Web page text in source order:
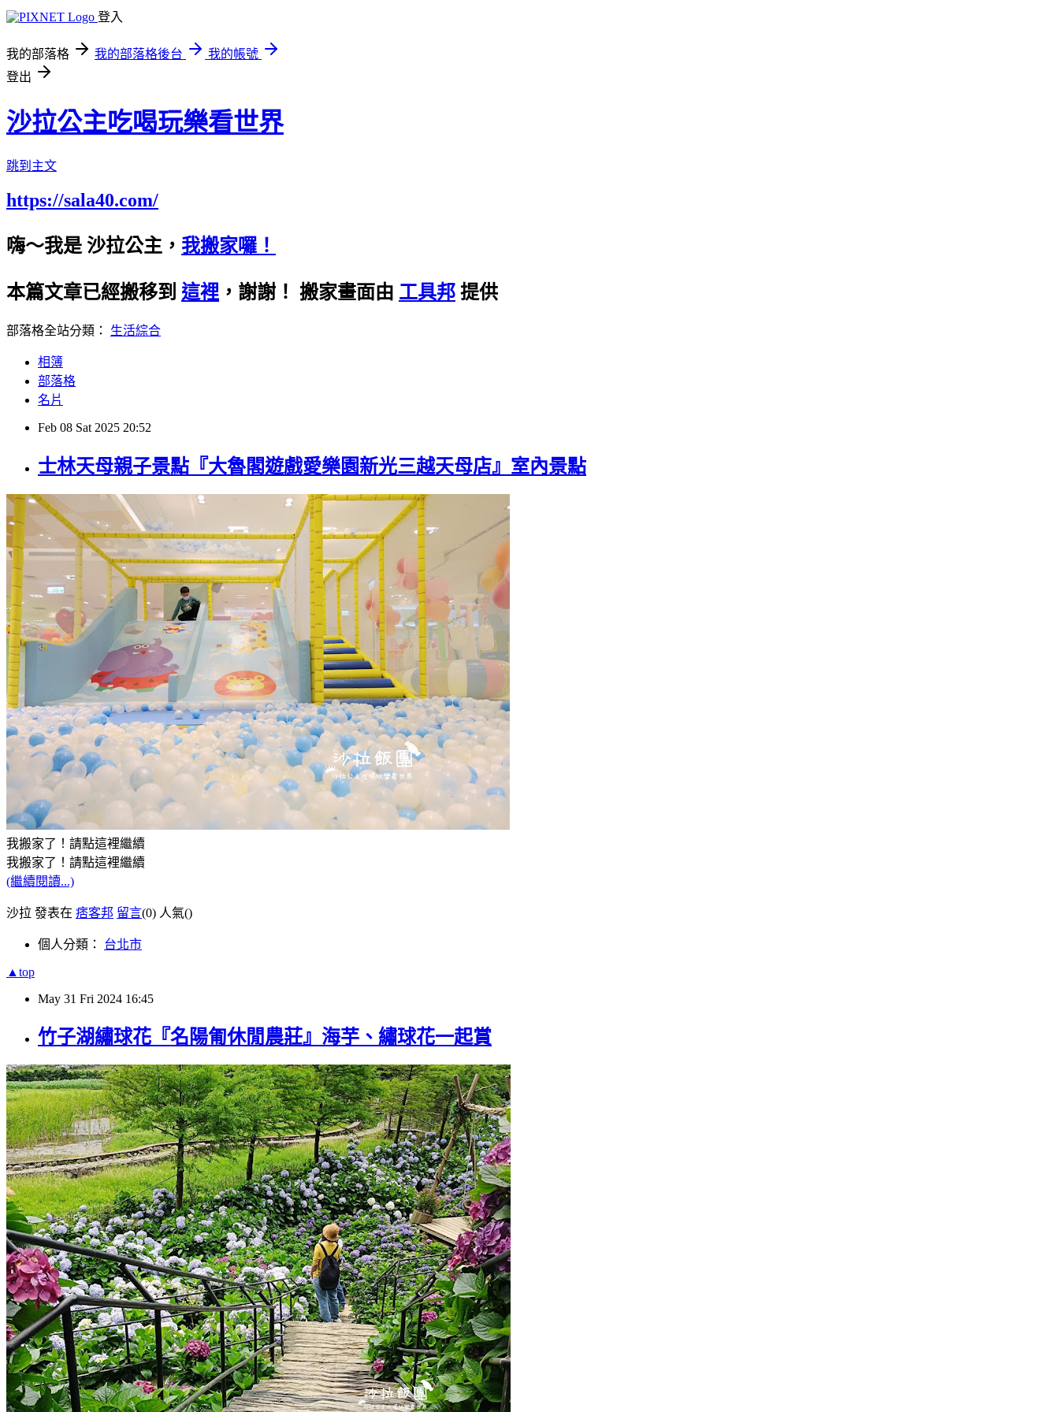
登入
我的部落格 我的部落格後台
我的帳號
登出
沙拉公主吃喝玩樂看世界
跳到主文
https://sala40.com/
嗨～我是 沙拉公主， 我搬家囉！
本篇文章已經搬移到 這裡 ，謝謝！ 搬家畫面由 工具邦 提供
部落格全站分類： 生活綜合
相簿
部落格
名片
Feb 08 Sat 2025 20:52
士林天母親子景點『大魯閣遊戲愛樂園新光三越天母店』室內景點
我搬家了！請點這裡繼續
我搬家了！請點這裡繼續
(繼續閱讀...)
沙拉 發表在 痞客邦 留言(0) 人氣()
個人分類： 台北市
▲top
May 31 Fri 2024 16:45
竹子湖繡球花『名陽匍休閒農莊』海芋、繡球花一起賞